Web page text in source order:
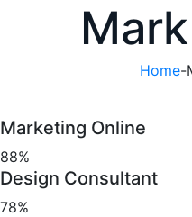
Home-
Marketing Online
88%
Design Consultant
78%